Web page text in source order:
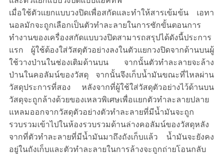
เมื่อใช้ตัวแยกแบบวงปิดเพื่อสกัดและทำให้สารเข้มข้น เอทา
นอลมักจะถูกเลือกเป็นตัวทำละลายในการซักขั้นตอนการ
ทำงานของเครื่องสกัดแบบวงปิดสามารถสรุปได้ดังนี้ประการ
แรก ผู้ใช้ต้องใส่วัสดุตัวอย่างลงในตัวแยกวงปิดจากด้านบนผู้
ใช้วางป่านในช่องเติมด้านบน จากนั้นตัวทำละลายจะล้าง
ป่านในคอลัมน์ของวัสดุ จากนั้นจึงเก็บน้ำมันขณะที่ไหลผ่าน
วัสดุประการที่สอง หลังจากที่ผู้ใช้ใส่วัสดุตัวอย่างไว้ด้านบน
วัสดุจะถูกล้างด้วยของเหลวพิเศษเพื่อแยกตัวทำละลายปลาย
แหลมออกจากวัสดุตัวอย่างตัวทำละลายที่มีน้ำมันจะถูก
รวบรวมเข้าไปในห้องรวบรวมด้านล่างคอลัมน์ของวัสดุหลัง
จากที่ตัวทำละลายที่มีน้ำมันมาถึงถังเก็บแล้ว น้ำมันจะยังคง
อยู่ในถังเก็บและตัวทำละลายในการล้างจะถูกถ่ายโอนกลับ